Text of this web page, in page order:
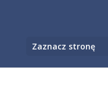
Zaznacz stronę